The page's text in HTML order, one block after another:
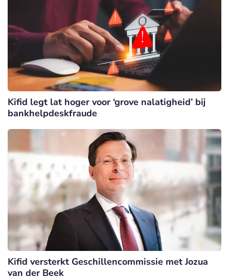
Kifid legt lat hoger voor ‘grove nalatigheid’ bij
bankhelpdeskfraude
Kifid versterkt Geschillencommissie met Jozua
van der Beek